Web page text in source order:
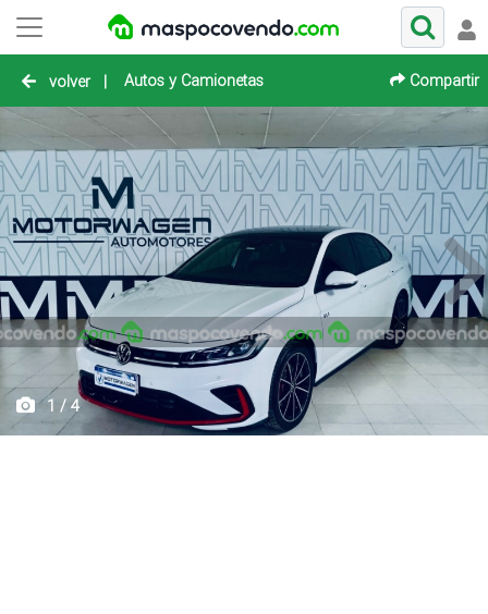
volver | Autos y Camionetas Compartir
1 / 4